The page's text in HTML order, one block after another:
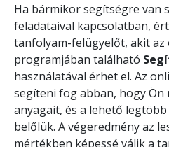
Ha bármikor segítségre van
feladataival kapcsolatban,
tanfolyam-felügyelőt, akit
programjában található
használatával érhet el. Az
segíteni fog abban, hogy Ön
anyagait, és a lehető
belőlük. A végeredmény az
mértékben képessé válik a